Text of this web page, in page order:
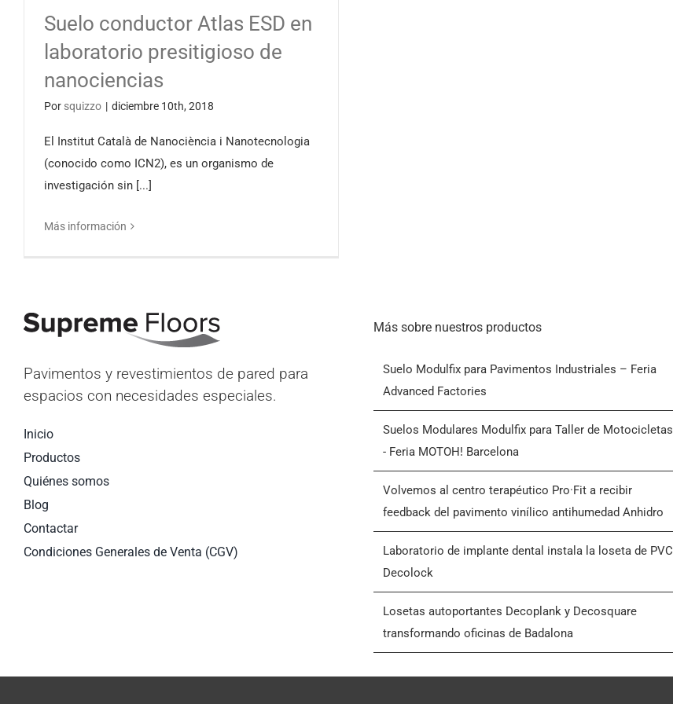
Suelo conductor Atlas ESD en
laboratorio presitigioso de
nanociencias
Por squizzo | diciembre 10th, 2018
El Institut Català de Nanociència i Nanotecnologia
(conocido como ICN2), es un organismo de
investigación sin [...]
Más información
Pavimentos y revestimientos de pared para
espacios con necesidades especiales.
Inicio
Productos
Quiénes somos
Blog
Contactar
Condiciones Generales de Venta (CGV)
Más sobre nuestros productos
Suelo Modulfix para Pavimentos Industriales – Feria
Advanced Factories
Suelos Modulares Modulfix para Taller de Motocicletas
- Feria MOTOH! Barcelona
Volvemos al centro terapéutico Pro·Fit a recibir
feedback del pavimento vinílico antihumedad Anhidro
Laboratorio de implante dental instala la loseta de PVC
Decolock
Losetas autoportantes Decoplank y Decosquare
transformando oficinas de Badalona